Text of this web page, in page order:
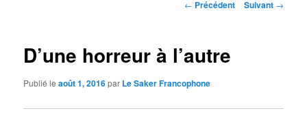
Navigation
← Précédent Suivant →
D’une horreur à l’autre
Publié leaoût 1, 2016par Le Saker Francophone